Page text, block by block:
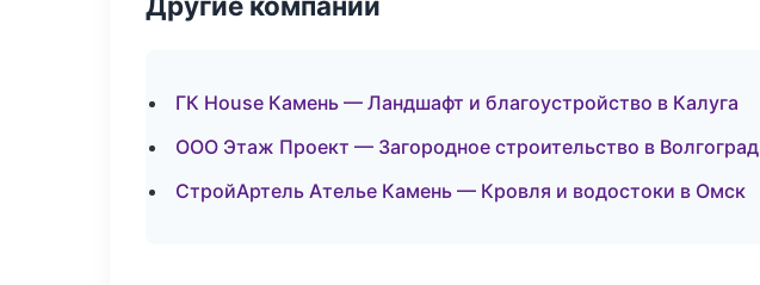
ГК House Камень — Ландшафт и благоустройство в Калуга
ООО Этаж Проект — Загородное строительство в Волгоград
СтройАртель Ателье Камень — Кровля и водостоки в Омск